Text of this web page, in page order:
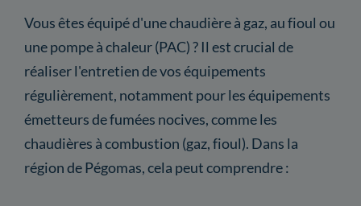
Vous êtes équipé d'une chaudière à gaz, au fioul ou
une pompe à chaleur (PAC) ? Il est crucial de
réaliser l'entretien de vos équipements
régulièrement, notamment pour les équipements
émetteurs de fumées nocives, comme les
chaudières à combustion (gaz, fioul). Dans la
région de Pégomas, cela peut comprendre :